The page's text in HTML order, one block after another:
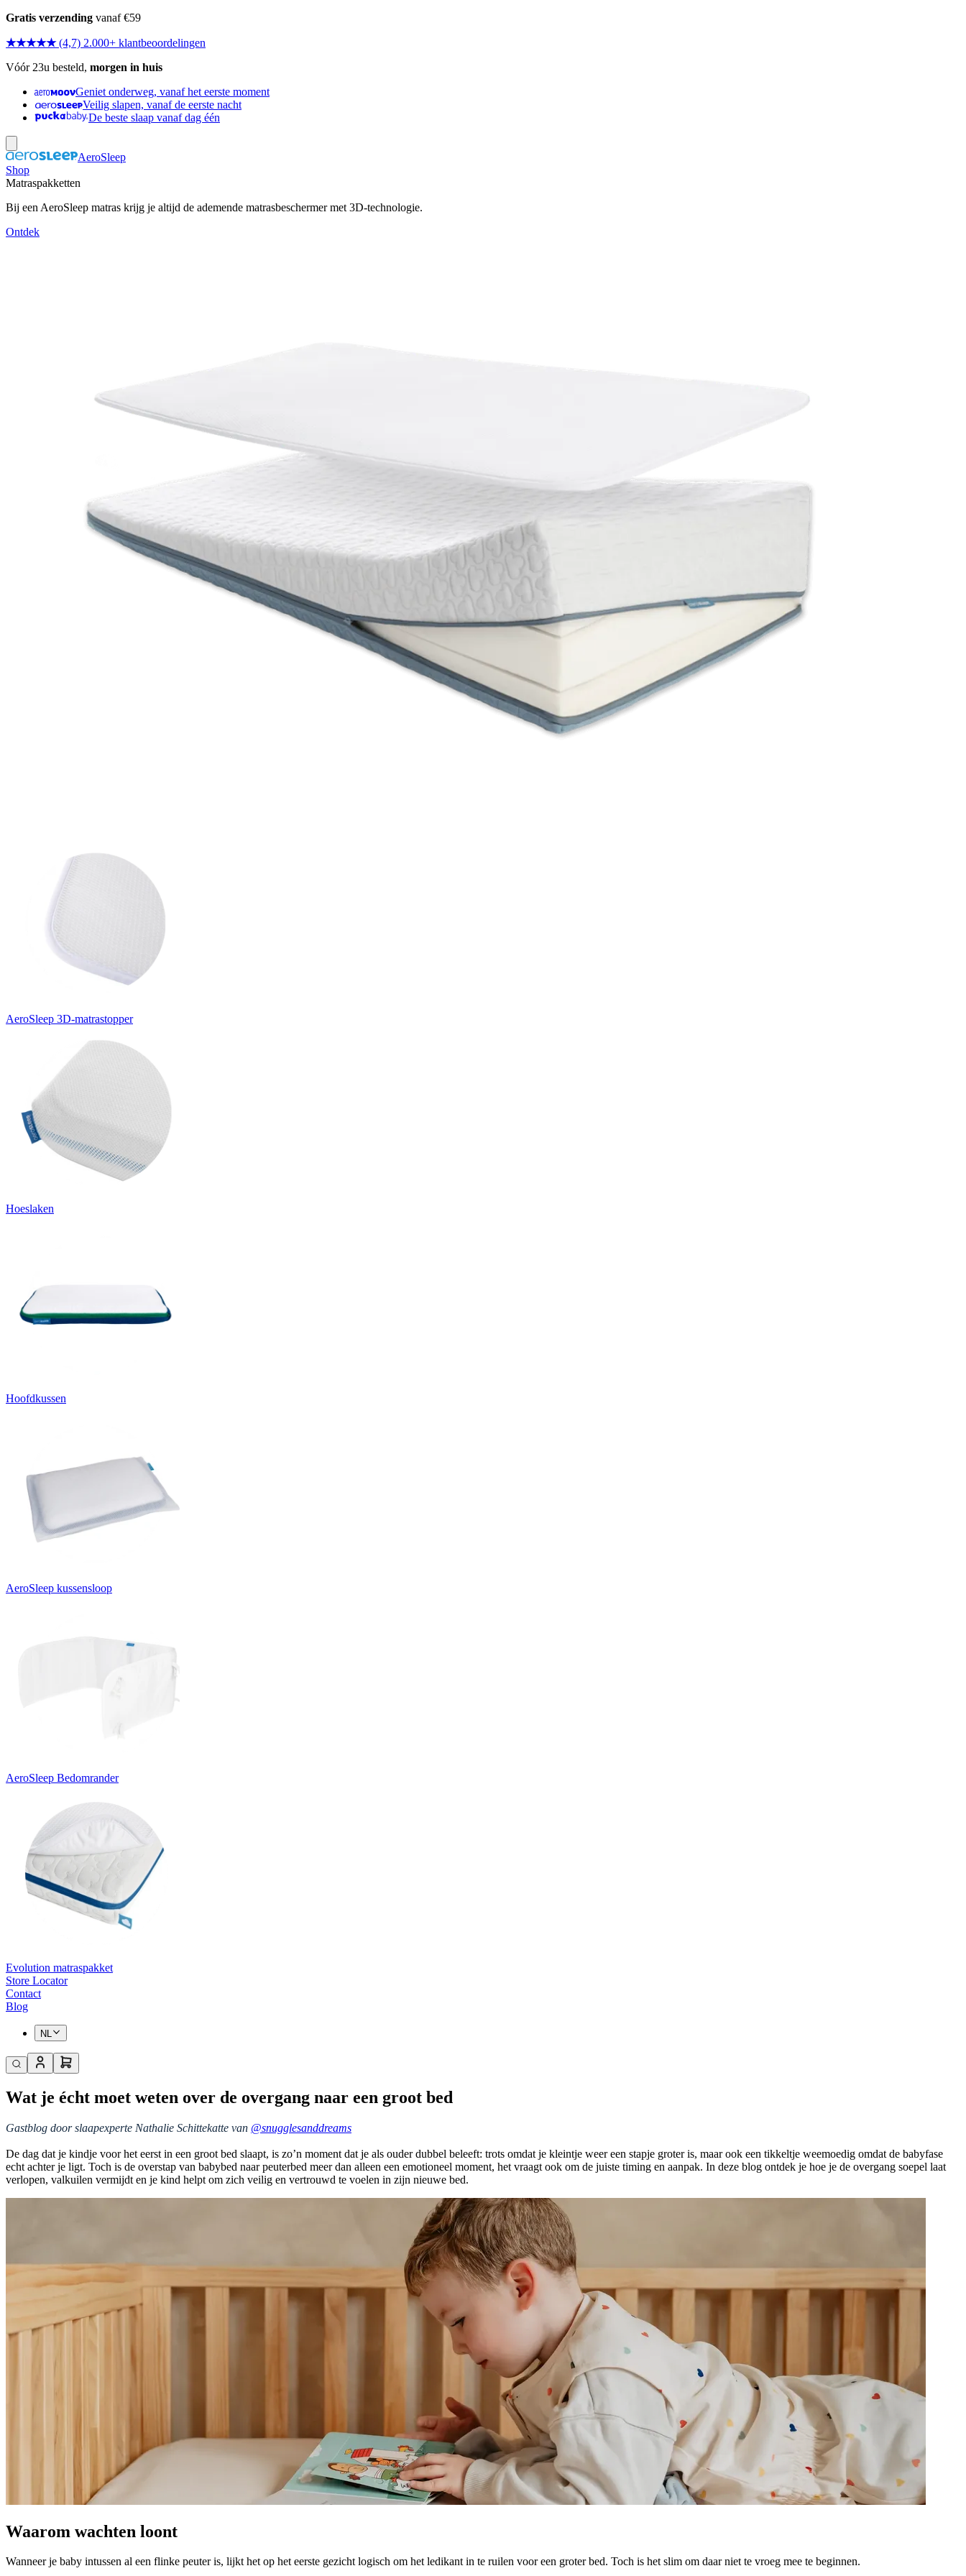
Gratis verzending vanaf €59
★★★★★ (4,7) 2.000+ klantbeoordelingen
Vóór 23u besteld, morgen in huis
Geniet onderweg, vanaf het eerste moment
Veilig slapen, vanaf de eerste nacht
De beste slaap vanaf dag één
AeroSleep
Shop
Matraspakketten
Bij een AeroSleep matras krijg je altijd de ademende matrasbeschermer met 3D-technologie.
Ontdek
AeroSleep 3D-matrastopper
Hoeslaken
Hoofdkussen
AeroSleep kussensloop
AeroSleep Bedomrander
Evolution matraspakket
Store Locator
Contact
Blog
NL
Wat je écht moet weten over de overgang naar een groot bed
Gastblog door slaapexperte Nathalie Schittekatte van @snugglesanddreams
De dag dat je kindje voor het eerst in een groot bed slaapt, is zo’n moment dat je als ouder dubbel beleeft: trots omdat je kleintje weer een stapje groter is, maar ook een tikkeltje weemoedig omdat de babyfase
echt achter je ligt. Toch is de overstap van babybed naar peuterbed meer dan alleen een emotioneel moment, het vraagt ook om de juiste timing en aanpak. In deze blog ontdek je hoe je de overgang soepel laat
verlopen, valkuilen vermijdt en je kind helpt om zich veilig en vertrouwd te voelen in zijn nieuwe bed.
Waarom wachten loont
Wanneer je baby intussen al een flinke peuter is, lijkt het op het eerste gezicht logisch om het ledikant in te ruilen voor een groter bed. Toch is het slim om daar niet te vroeg mee te beginnen.